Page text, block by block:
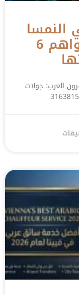
النمسا
المسافرون العرب واهم 6
العرب: جولات